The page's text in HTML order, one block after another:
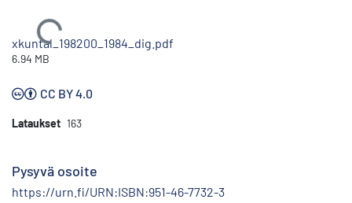
Ladataan...
xkuntal_198200_1984_dig.pdf
6.94 MB
CC BY 4.0
Lataukset 163
Pysyvä osoite
https://urn.fi/URN:ISBN:951-46-7732-3